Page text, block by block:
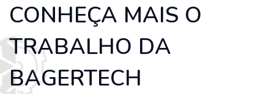
CONHEÇA MAIS O
TRABALHO DA
BAGERTECH